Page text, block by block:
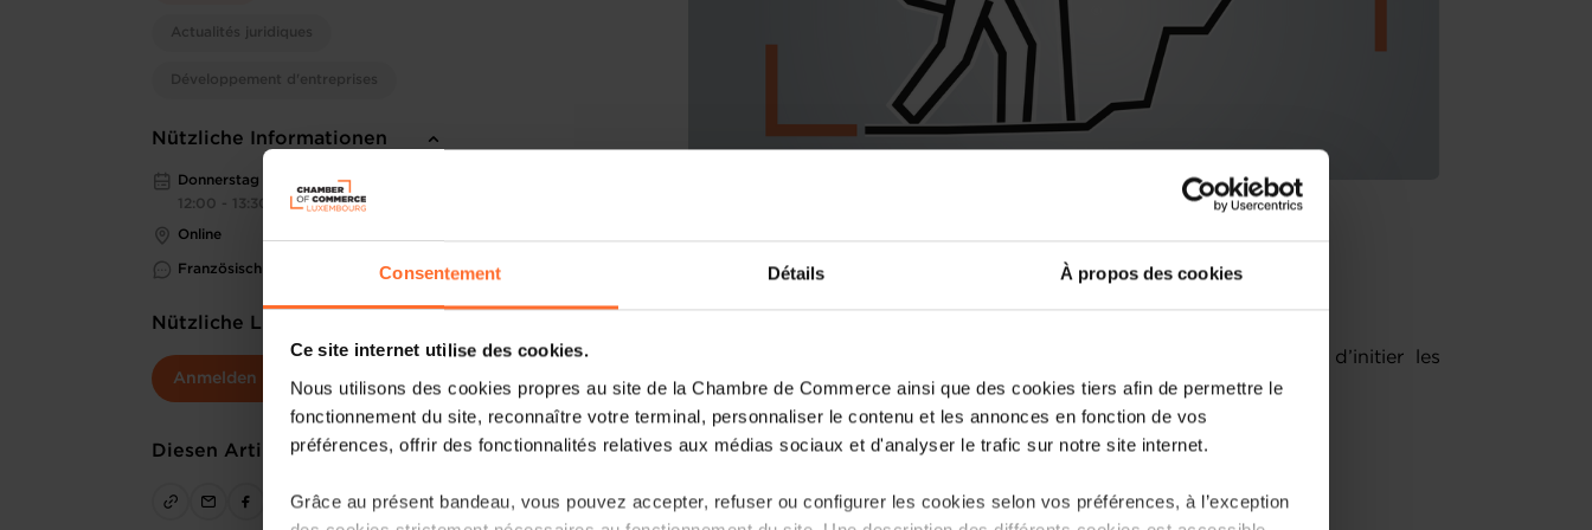
Consentement Détails À propos des cookies
Ce site internet utilise des cookies.
Nous utilisons des cookies propres au site de la Chambre de Commerce ainsi que des cookies tiers afin de permettre le
fonctionnement du site, reconnaître votre terminal, personnaliser le contenu et les annonces en fonction de vos
préférences, offrir des fonctionnalités relatives aux médias sociaux et d'analyser le trafic sur notre site internet.
Grâce au présent bandeau, vous pouvez accepter, refuser ou configurer les cookies selon vos préférences, à l’exception
Actualités juridiques
Développement d'entreprises
Nützliche Informationen
Donnerstag 28 Nov 2024
12:00 - 13:30
Online
Französisch
Nützliche Links
Anmelden
Diesen Artikel teilen
Format du workshop : Atelier de sensibilisation
Cet atelier a pour but de poser les bases de la facturation et d’initier les
dirigeants d’entreprise au mode de recouvrement des factures.
Plan de la session :
Qu’est-ce qu’une facture